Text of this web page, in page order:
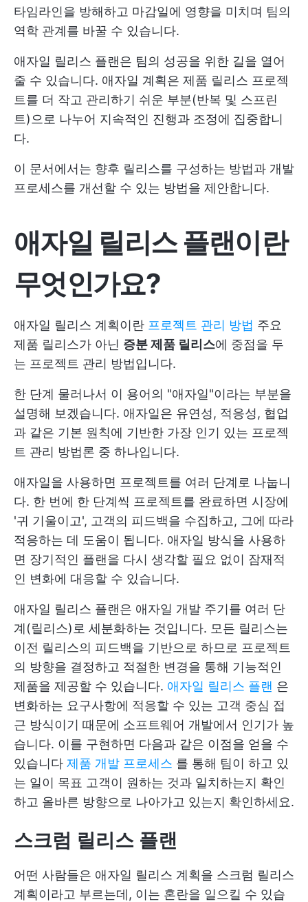
타임라인을 방해하고 마감일에 영향을 미치며 팀의
역학 관계를 바꿀 수 있습니다.
애자일 릴리스 플랜은 팀의 성공을 위한 길을 열어
줄 수 있습니다. 애자일 계획은 제품 릴리스 프로젝
트를 더 작고 관리하기 쉬운 부분(반복 및 스프린
트)으로 나누어 지속적인 진행과 조정에 집중합니
다.
이 문서에서는 향후 릴리스를 구성하는 방법과 개발
프로세스를 개선할 수 있는 방법을 제안합니다.
애자일 릴리스 플랜이란
무엇인가요?
애자일 릴리스 계획이란 프로젝트 관리 방법 주요
제품 릴리스가 아닌 증분 제품 릴리스에 중점을 두
는 프로젝트 관리 방법입니다.
한 단계 물러나서 이 용어의 "애자일"이라는 부분을
설명해 보겠습니다. 애자일은 유연성, 적응성, 협업
과 같은 기본 원칙에 기반한 가장 인기 있는 프로젝
트 관리 방법론 중 하나입니다.
애자일을 사용하면 프로젝트를 여러 단계로 나눕니
다. 한 번에 한 단계씩 프로젝트를 완료하면 시장에
'귀 기울이고', 고객의 피드백을 수집하고, 그에 따라
적응하는 데 도움이 됩니다. 애자일 방식을 사용하
면 장기적인 플랜을 다시 생각할 필요 없이 잠재적
인 변화에 대응할 수 있습니다.
애자일 릴리스 플랜은 애자일 개발 주기를 여러 단
계(릴리스)로 세분화하는 것입니다. 모든 릴리스는
이전 릴리스의 피드백을 기반으로 하므로 프로젝트
의 방향을 결정하고 적절한 변경을 통해 기능적인
제품을 제공할 수 있습니다. 애자일 릴리스 플랜 은
변화하는 요구사항에 적응할 수 있는 고객 중심 접
근 방식이기 때문에 소프트웨어 개발에서 인기가 높
습니다. 이를 구현하면 다음과 같은 이점을 얻을 수
있습니다 제품 개발 프로세스 를 통해 팀이 하고 있
는 일이 목표 고객이 원하는 것과 일치하는지 확인
하고 올바른 방향으로 나아가고 있는지 확인하세요.
스크럼 릴리스 플랜
어떤 사람들은 애자일 릴리스 계획을 스크럼 릴리스
계획이라고 부르는데, 이는 혼란을 일으킬 수 있습